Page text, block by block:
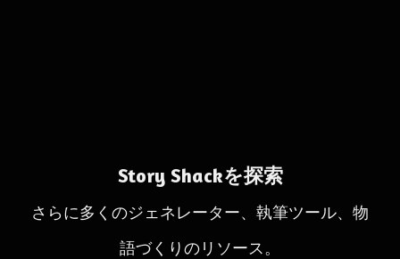
Story Shackを探索
さらに多くのジェネレーター、執筆ツール、物
語づくりのリソース。